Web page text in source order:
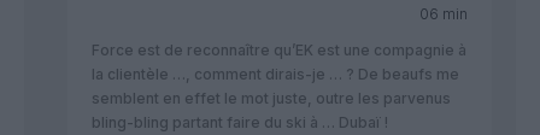
06 min
Force est de reconnaître qu’EK est une compagnie à
la clientèle …, comment dirais-je … ? De beaufs me
semblent en effet le mot juste, outre les parvenus
bling-bling partant faire du ski à … Dubaï !